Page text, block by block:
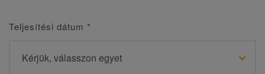
Teljesítési dátum *